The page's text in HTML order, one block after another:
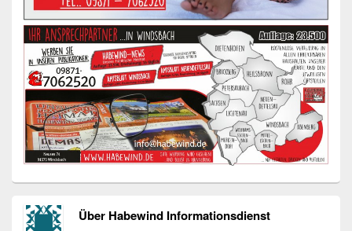
Über Habewind Informationsdienst